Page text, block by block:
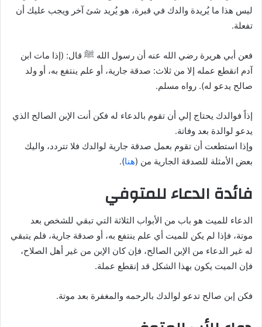
ليس هذا ما يُريدة والدك في قبرة، هو يُريد شئ آخر ويجب عليك أن
تفعلة.
فعن أبي هريرة رضي الله عنه أن رسول الله ﷺ قال: (إذا مات ابن
آدم انقطع عمله إلا من ثلاث: صدقة جارية، أو علم ينتفع به، أو ولد
صالح يدعو له). رواه مسلم.
إذاً فوالدك يحتاج إلي أن تقوم بالدعاء له فكن أنت الإبن الصالح الذي
يدعو لوالدة بعد وفاتة.
وإذا استطعت أن تقوم بعمل صدقة جارية لوالدك فلا تتردد، واليك
بعض الأمثلة للصدقة الجارية من (هنا).
فائدة الدعاء للمتوفي
الدعاء للميت هو باب من الأبواب الثلاثة التي تبقي للشخص بعد
موتة، فإذا لم يكن للميت أي علم ينتفع به، أو صدقة جارية، فلم يتبقي
له غير الدعاء من الإبن الصالح، فإن كان الإبن من غير أهل الصلاح،
فإن الميت يكون بهذا الشكل قد إنقطع عملة.
فكن إبن صالح تدعو لوالدك بالرحمه والمغفرة بعد موتة.